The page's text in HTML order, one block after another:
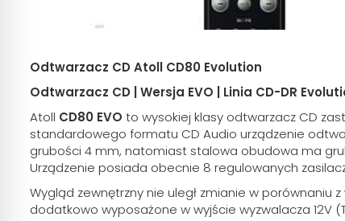
Odtwarzacz CD Atoll CD80 Evolution
Odtwarzacz CD | Wersja EVO | Linia CD-DR
Atoll CD80 EVO to wysokiej klasy odtwarzacz CD
standardowego formatu CD Audio urządzenie
grubości 4 mm, natomiast stalowa obudowa ma
Urządzenie posiada obecnie 8 regulowanych
Wygląd zewnętrzny nie uległ zmianie w porównaniu z
dodatkowo wyposażone w wyjście wyzwalacza 12V